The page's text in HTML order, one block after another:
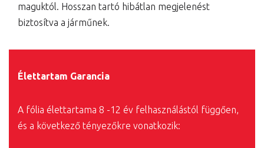
maguktól. Hosszan tartó hibátlan megjelenést
biztosítva a járműnek.
Élettartam Garancia
A fólia élettartama 8 -12 év felhasználástól függően,
és a következő tényezőkre vonatkozik: